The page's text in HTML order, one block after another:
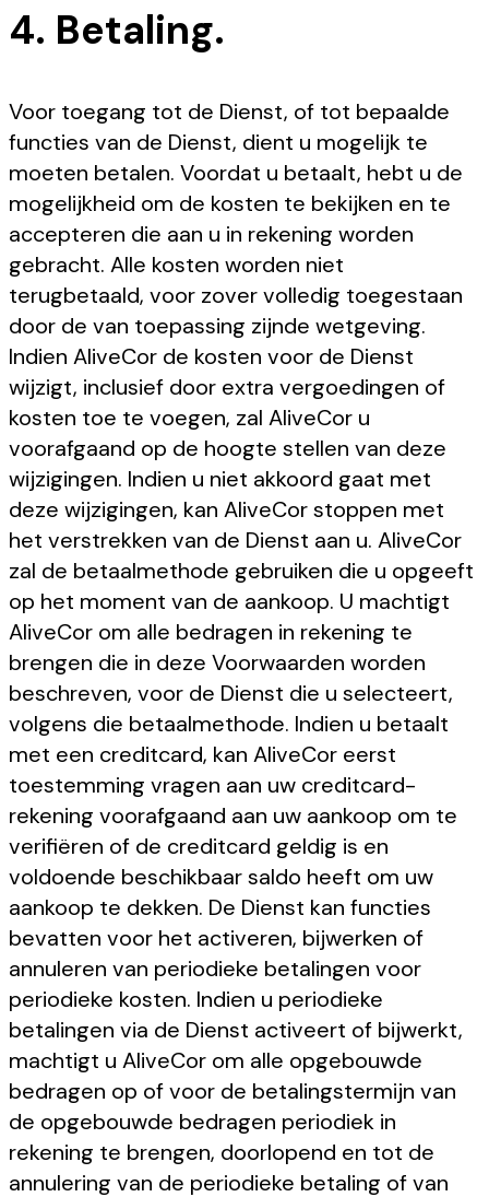
4. Betaling.
Voor toegang tot de Dienst, of tot bepaalde
functies van de Dienst, dient u mogelijk te
moeten betalen. Voordat u betaalt, hebt u de
mogelijkheid om de kosten te bekijken en te
accepteren die aan u in rekening worden
gebracht. Alle kosten worden niet
terugbetaald, voor zover volledig toegestaan
door de van toepassing zijnde wetgeving.
Indien AliveCor de kosten voor de Dienst
wijzigt, inclusief door extra vergoedingen of
kosten toe te voegen, zal AliveCor u
voorafgaand op de hoogte stellen van deze
wijzigingen. Indien u niet akkoord gaat met
deze wijzigingen, kan AliveCor stoppen met
het verstrekken van de Dienst aan u. AliveCor
zal de betaalmethode gebruiken die u opgeeft
op het moment van de aankoop. U machtigt
AliveCor om alle bedragen in rekening te
brengen die in deze Voorwaarden worden
beschreven, voor de Dienst die u selecteert,
volgens die betaalmethode. Indien u betaalt
met een creditcard, kan AliveCor eerst
toestemming vragen aan uw creditcard-
rekening voorafgaand aan uw aankoop om te
verifiëren of de creditcard geldig is en
voldoende beschikbaar saldo heeft om uw
aankoop te dekken. De Dienst kan functies
bevatten voor het activeren, bijwerken of
annuleren van periodieke betalingen voor
periodieke kosten. Indien u periodieke
betalingen via de Dienst activeert of bijwerkt,
machtigt u AliveCor om alle opgebouwde
bedragen op of voor de betalingstermijn van
de opgebouwde bedragen periodiek in
rekening te brengen, doorlopend en tot de
annulering van de periodieke betaling of van